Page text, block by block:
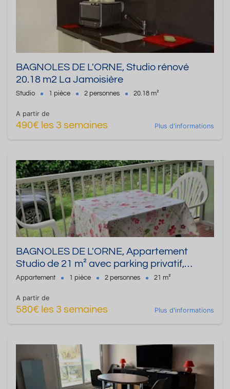
BAGNOLES DE L'ORNE, Studio rénové
20.18 m2 La Jamoisière
Studio 1 pièce 2 personnes 20.18 m²
A partir de
490€ les 3 semaines Plus d'informations
BAGNOLES DE L'ORNE, Appartement
Studio de 21 m² avec parking privatif,
Résidence Les Charmettes
Appartement 1 pièce 2 personnes 21 m²
A partir de
580€ les 3 semaines Plus d'informations